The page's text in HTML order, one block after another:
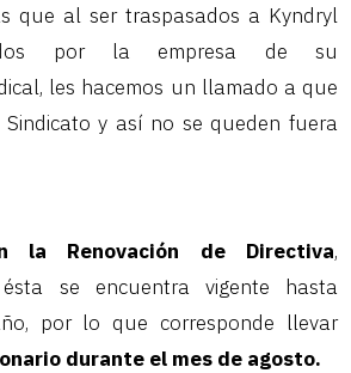
que al ser traspasados a Kyndryl
por la empresa de su
les hacemos un llamado a que
y así no se queden fuera
la Renovación de Directiva,
se encuentra vigente hasta
por lo que corresponde llevar
durante el mes de agosto.